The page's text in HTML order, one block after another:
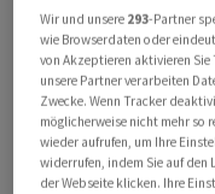
gegenläufiger
Preise durch das
Förderverbunds
Preissteigerungen
aus Ländern wie
schwächelnde
Wir und unsere 293-Partner
wie Browserdaten oder
von Akzeptieren aktivieren
unsere Partner verarbeiten
Zwecke. Wenn Tracker
möglicherweise nicht mehr so
wieder aufrufen, um Ihre
widerrufen, indem Sie auf den
der Webseite klicken. Ihre